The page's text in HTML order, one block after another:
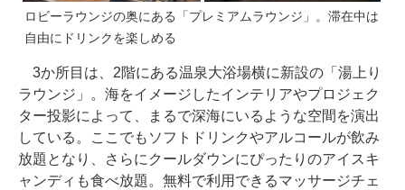
ロビーラウンジの奥にある「プレミアムラウンジ」。滞在中は
自由にドリンクを楽しめる
3か所目は、2階にある温泉大浴場横に新設の「湯上り
ラウンジ」。海をイメージしたインテリアやプロジェク
ター投影によって、まるで深海にいるような空間を演出
している。ここでもソフトドリンクやアルコールが飲み
放題となり、さらにクールダウンにぴったりのアイスキ
ャンディも食べ放題。無料で利用できるマッサージチェ